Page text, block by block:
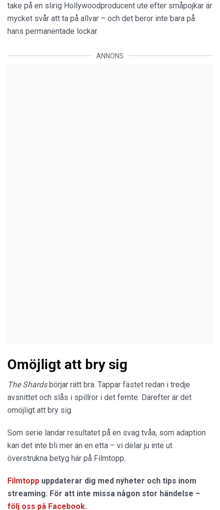
take på en slirig Hollywoodproducent ute efter småpojkar är
mycket svår att ta på allvar – och det beror inte bara på
hans permanentade lockar.
ANNONS
Omöjligt att bry sig
The Shardsbörjar rätt bra. Tappar fästet redan i tredje
avsnittet och slås i spillror i det femte. Därefter är det
omöjligt att bry sig.
Som serie landar resultatet på en svag tvåa, som adaption
kan det inte bli mer än en etta – vi delar ju inte ut
överstrukna betyg här på Filmtopp.
Filmtopp uppdaterar dig med nyheter och tips inom
streaming. För att inte missa någon stor händelse –
följ oss på Facebook.